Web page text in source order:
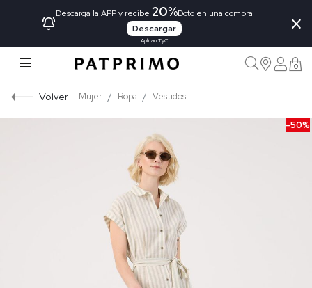
Descarga la APP y recibe 20%Dcto en una compra
Descargar
Aplican TyC
×
0
Volver Mujer Ropa Vestidos
-50%